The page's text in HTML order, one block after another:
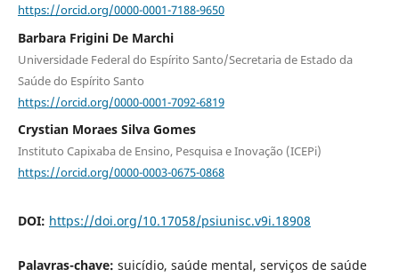
https://orcid.org/0000-0001-7188-9650
Barbara Frigini De Marchi
Universidade Federal do Espírito Santo/Secretaria de Estado da
Saúde do Espírito Santo
https://orcid.org/0000-0001-7092-6819
Crystian Moraes Silva Gomes
Instituto Capixaba de Ensino, Pesquisa e Inovação (ICEPi)
https://orcid.org/0000-0003-0675-0868
DOI: https://doi.org/10.17058/psiunisc.v9i.18908
Palavras-chave: suicídio, saúde mental, serviços de saúde